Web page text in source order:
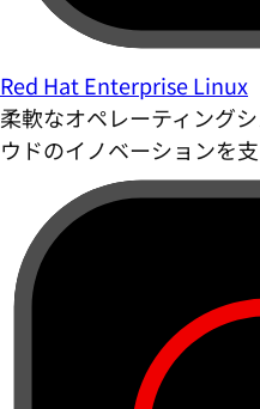
Red Hat Enterprise Linux
柔軟なオペレーティング
ウドのイノベーションを支